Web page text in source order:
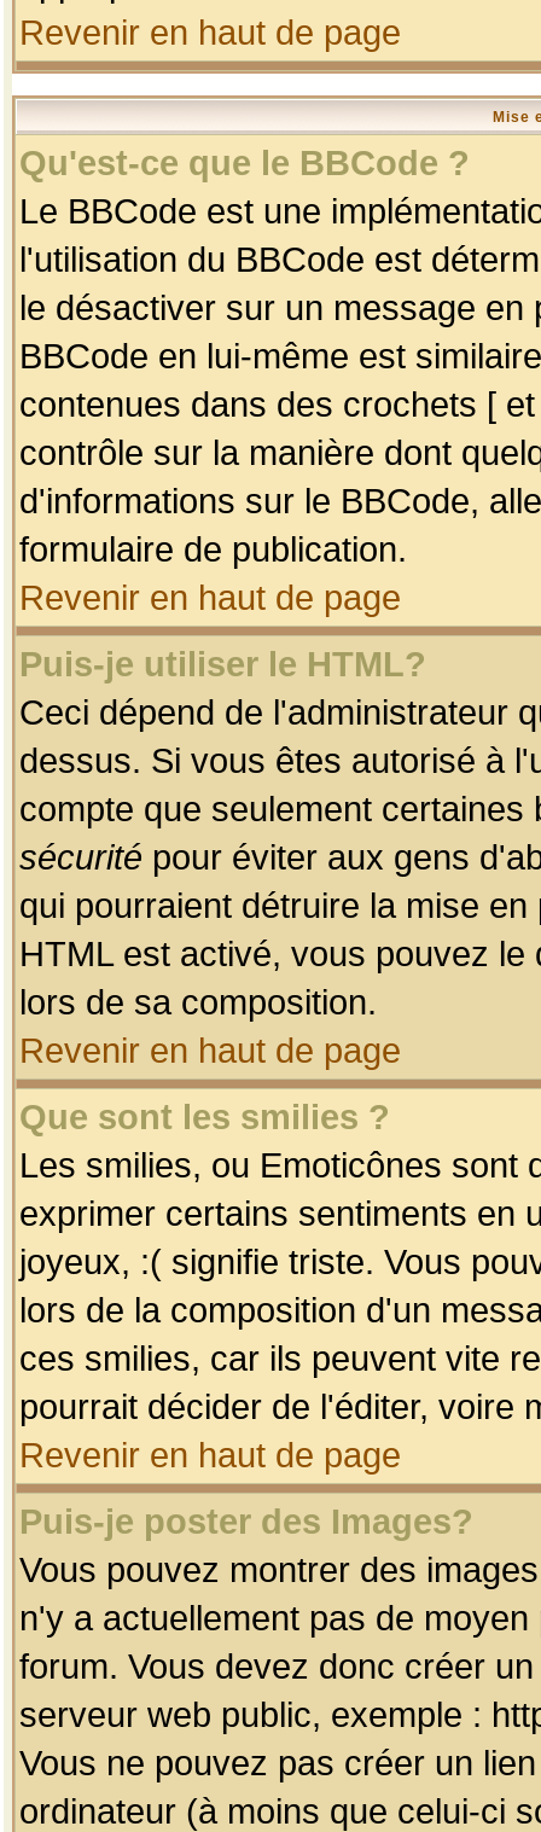
Revenir en haut de page
Mise
Qu'est-ce que le BBCode ?
Le BBCode est une
l'utilisation du BBCode est
le désactiver sur un message
BBCode en lui-même est
contenues dans des crochets [
contrôle sur la manière dont
d'informations sur le BBCode,
formulaire de publication.
Revenir en haut de page
Puis-je utiliser le HTML?
Ceci dépend de l'administrateur
dessus. Si vous êtes autorisé à
compte que seulement
sécurité pour éviter aux gens
qui pourraient détruire la mise
HTML est activé, vous pouvez
lors de sa composition.
Revenir en haut de page
Que sont les smilies ?
Les smilies, ou Emoticônes sont
exprimer certains sentiments en
joyeux, :( signifie triste. Vous
lors de la composition d'un
ces smilies, car ils peuvent vite
pourrait décider de l'éditer, voire
Revenir en haut de page
Puis-je poster des Images?
Vous pouvez montrer des
n'y a actuellement pas de
forum. Vous devez donc créer
serveur web public, exemple :
Vous ne pouvez pas créer un
ordinateur (à moins que celui-ci